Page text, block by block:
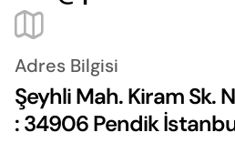
Adres Bilgisi
Şeyhli Mah. Kiram Sk.
: 34906 Pendik